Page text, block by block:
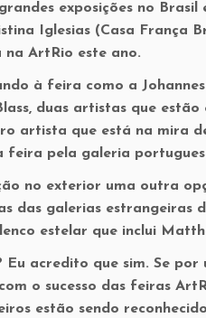
exposições no Brasil
Iglesias (Casa França
ArtRio este ano.
à feira como a
duas artistas que
artista que está na mira
pela galeria
no exterior uma outra
das galerias estrangeiras
estelar que inclui
acredito que sim. Se
o sucesso das feiras
estão sendo